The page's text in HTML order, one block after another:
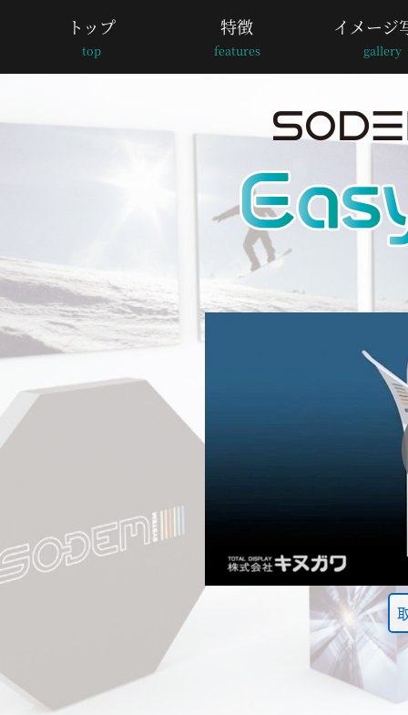
トップ
top
特徴
features
イメージ
gallery